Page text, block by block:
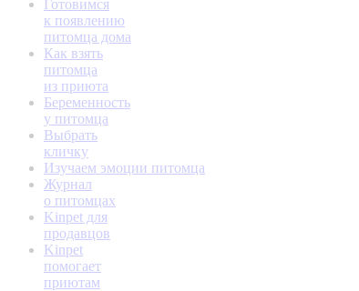
Готовимся
к появлению
питомца дома
Как взять
питомца
из приюта
Беременность
у питомца
Выбрать
кличку
Изучаем эмоции питомца
Журнал
о питомцах
Kinpet для
продавцов
Kinpet
помогает
приютам